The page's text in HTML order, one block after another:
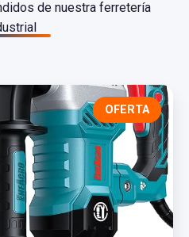
de nuestra ferretería
OFERTA